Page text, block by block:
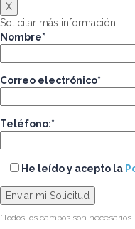
X
Solicitar más información
Nombre*
Correo electrónico*
Teléfono:*
He leído y acepto la
*Todos los campos son necesarios